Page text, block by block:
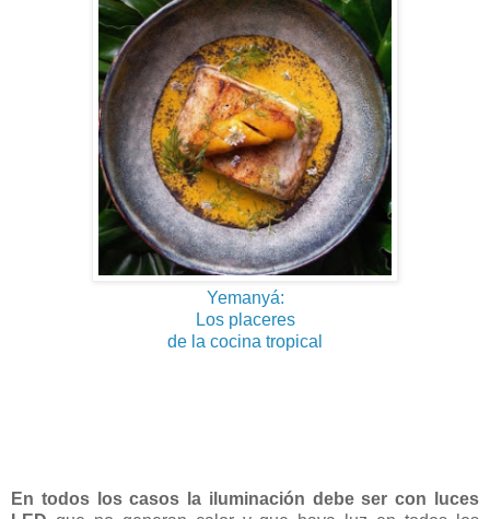
Yemanyá:
Los placeres
de la cocina tropical
En todos los casos la iluminación debe ser con luces